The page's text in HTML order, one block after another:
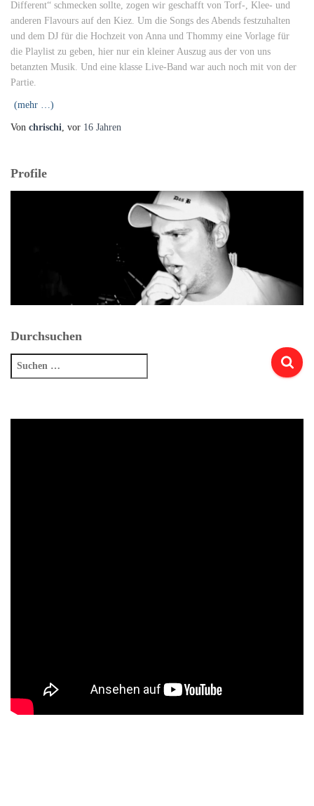
Different“ schmecken sollte, zogen wir geschafft von Torf-, Klee- und
anderen Flavours auf den Kiez. Um die Songs des Abends festzuhalten
und dem DJ für die Hochzeit von Anna und Thommy eine Vorlage für
die Playlist zu geben, hier nur ein kleiner Auszug aus der von uns
betanzten Musik. Und eine klasse Live-Band war auch noch mit von der
Partie.
(mehr …)
Von chrischi, vor 16 Jahren
Profile
Durchsuchen
Suchen
nach: